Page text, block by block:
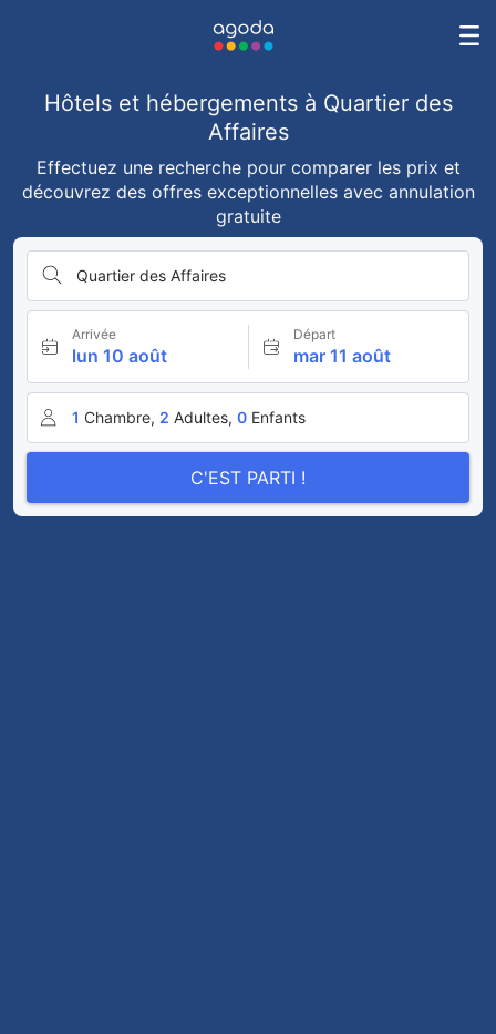
Hôtels et hébergements à Quartier des
Affaires
Effectuez une recherche pour comparer les prix et
découvrez des offres exceptionnelles avec annulation
gratuite
Quartier des Affaires
Arrivée
lun 10 août
Départ
mar 11 août
1 Chambre, 2 Adultes, 0 Enfants
C'EST PARTI !